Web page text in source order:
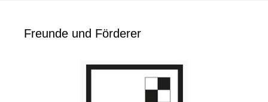
Freunde und Förderer